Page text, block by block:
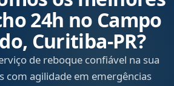
24h no Campo
Curitiba‑PR?
de reboque confiável na sua
com agilidade em emergências